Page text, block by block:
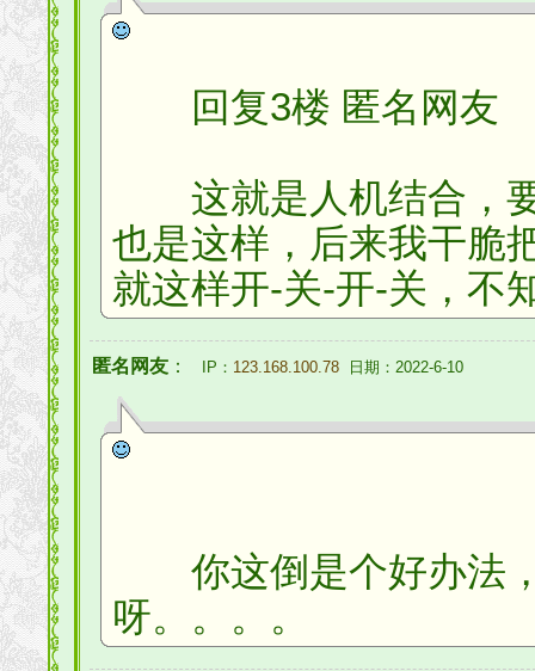
回复3楼 匿名网友
这就是人机结合，要
也是这样，后来我干脆
就这样开-关-开-关，不
匿名网友 ： IP： 123.168.100.78 日期：2022-6-10
你这倒是个好办法
呀。。。。